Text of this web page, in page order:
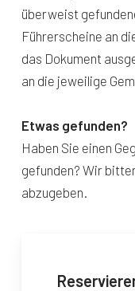
überweist
Führerscheine an
das Dokument
an die jeweilige
Etwas gefunden?
Haben Sie einen
gefunden? Wir
abzugeben.